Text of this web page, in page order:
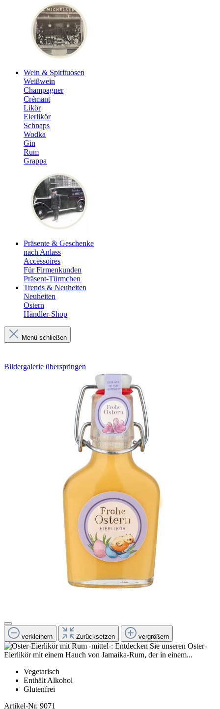
Wein & Spirituosen
Weißwein
Champagner
Crémant
Likör
Eierlikör
Schnaps
Wodka
Gin
Rum
Grappa
Präsente & Geschenke
nach Anlass
Accessoires
Für Firmenkunden
Präsent-Türmchen
Trends & Neuheiten
Neuheiten
Ostern
Händler-Shop
Menü schließen
Bildergalerie überspringen
verkleinern Zurücksetzen vergrößern
Vegetarisch
Enthält Alkohol
Glutenfrei
Artikel-Nr. 9071